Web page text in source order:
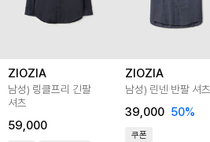
ZIOZIA
남성) 링클프리 긴팔
셔츠
59,000
ZIOZIA
남성) 린넨 반팔 셔츠
39,000 50%
쿠폰